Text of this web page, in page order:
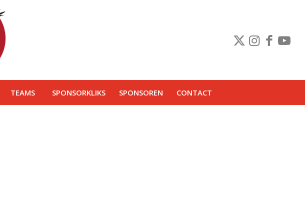
TEAMS SPONSORKLIKS SPONSOREN CONTACT